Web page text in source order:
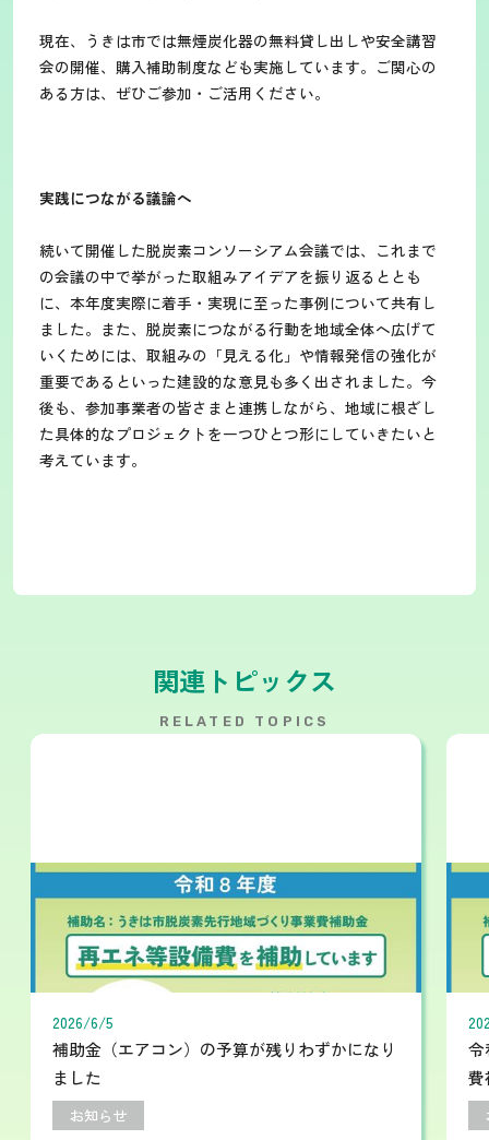
現在、うきは市では無煙炭化器の無料貸し出しや安全講習
会の開催、購入補助制度なども実施しています。ご関心の
ある方は、ぜひご参加・ご活用ください。
実践につながる議論へ
続いて開催した脱炭素コンソーシアム会議では、これまで
の会議の中で挙がった取組みアイデアを振り返るととも
に、本年度実際に着手・実現に至った事例について共有し
ました。また、脱炭素につながる行動を地域全体へ広げて
いくためには、取組みの「見える化」や情報発信の強化が
重要であるといった建設的な意見も多く出されました。今
後も、参加事業者の皆さまと連携しながら、地域に根ざし
た具体的なプロジェクトを一つひとつ形にしていきたいと
考えています。
関連トピックス
RELATED TOPICS
2026/6/5
補助金（エアコン）の予算が残りわずかになり
ました
お知らせ
令
費